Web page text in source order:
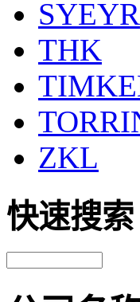
SYEYR
THK
ZKL
快速搜索